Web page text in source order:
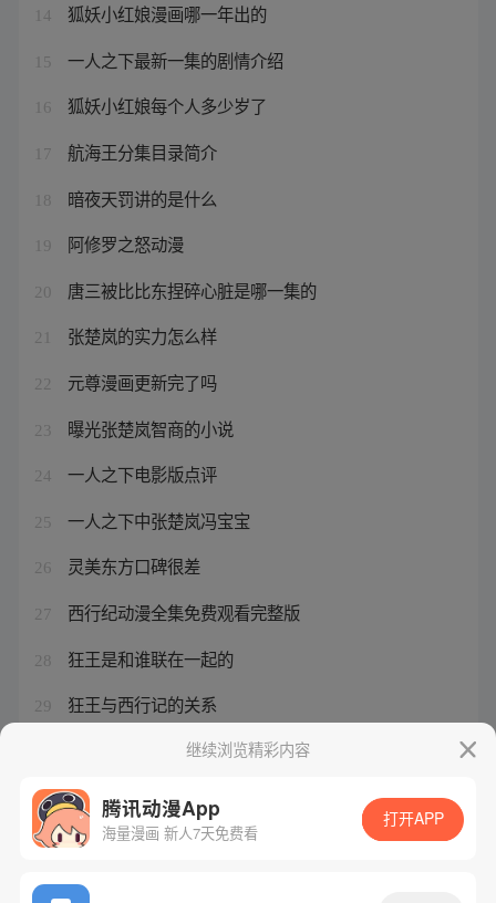
14 狐妖小红娘漫画哪一年出的
15 一人之下最新一集的剧情介绍
16 狐妖小红娘每个人多少岁了
17 航海王分集目录简介
18 暗夜天罚讲的是什么
19 阿修罗之怒动漫
20 唐三被比比东捏碎心脏是哪一集的
21 张楚岚的实力怎么样
22 元尊漫画更新完了吗
23 曝光张楚岚智商的小说
24 一人之下电影版点评
25 一人之下中张楚岚冯宝宝
26 灵美东方口碑很差
27 西行纪动漫全集免费观看完整版
28 狂王是和谁联在一起的
29 狂王与西行记的关系
一人之下老天师最后的结局如何
继续浏览精彩内容
腾讯动漫App
海量漫画 新人7天免费看
打开APP